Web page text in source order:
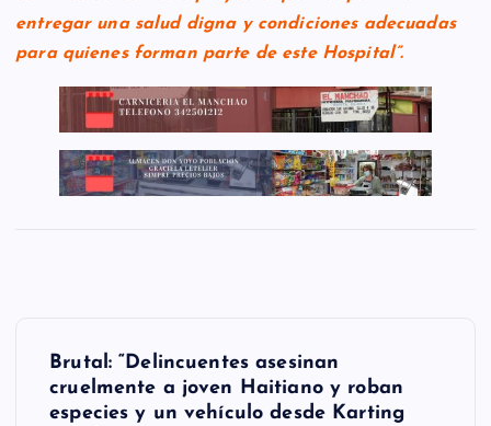
entregar una salud digna y condiciones adecuadas
para quienes forman parte de este Hospital”.
Brutal: “Delincuentes asesinan
cruelmente a joven Haitiano y roban
especies y un vehículo desde Karting